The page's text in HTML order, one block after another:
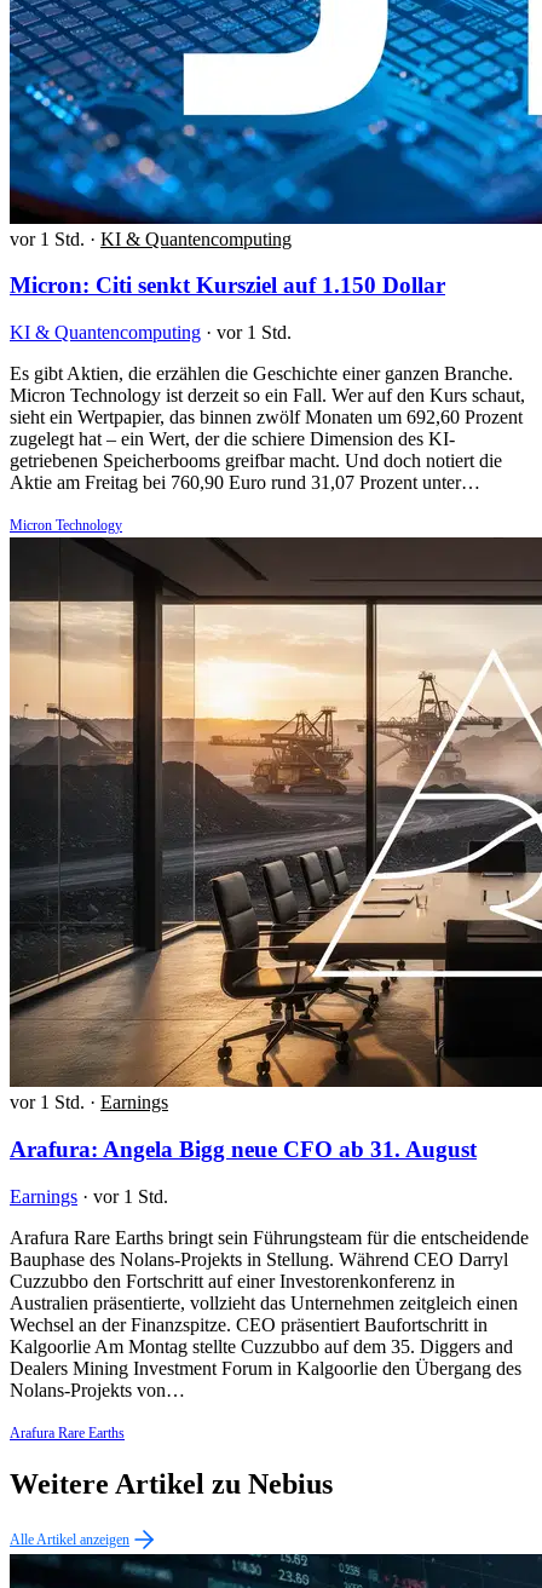
vor 1 Std. · KI & Quantencomputing
Micron: Citi senkt Kursziel auf 1.150 Dollar
KI & Quantencomputing · vor 1 Std.
Es gibt Aktien, die erzählen die Geschichte einer ganzen Branche.
Micron Technology ist derzeit so ein Fall. Wer auf den Kurs schaut,
sieht ein Wertpapier, das binnen zwölf Monaten um 692,60 Prozent
zugelegt hat – ein Wert, der die schiere Dimension des KI-
getriebenen Speicherbooms greifbar macht. Und doch notiert die
Aktie am Freitag bei 760,90 Euro rund 31,07 Prozent unter…
Micron Technology
vor 1 Std. · Earnings
Arafura: Angela Bigg neue CFO ab 31. August
Earnings · vor 1 Std.
Arafura Rare Earths bringt sein Führungsteam für die entscheidende
Bauphase des Nolans-Projekts in Stellung. Während CEO Darryl
Cuzzubbo den Fortschritt auf einer Investorenkonferenz in
Australien präsentierte, vollzieht das Unternehmen zeitgleich einen
Wechsel an der Finanzspitze. CEO präsentiert Baufortschritt in
Kalgoorlie Am Montag stellte Cuzzubbo auf dem 35. Diggers and
Dealers Mining Investment Forum in Kalgoorlie den Übergang des
Nolans-Projekts von…
Arafura Rare Earths
Weitere Artikel zu Nebius
Alle Artikel anzeigen